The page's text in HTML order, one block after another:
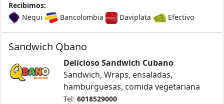
Recibimos:
Nequi
Bancolombia Daviplata Efectivo
Sandwich Qbano
Delicioso Sandwich Cubano
Sandwich, Wraps, ensaladas,
hamburguesas, comida vegetariana
Tel: 6018529000